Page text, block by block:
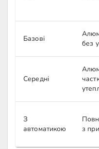
Базові
без
Середні
З
автоматикою
з